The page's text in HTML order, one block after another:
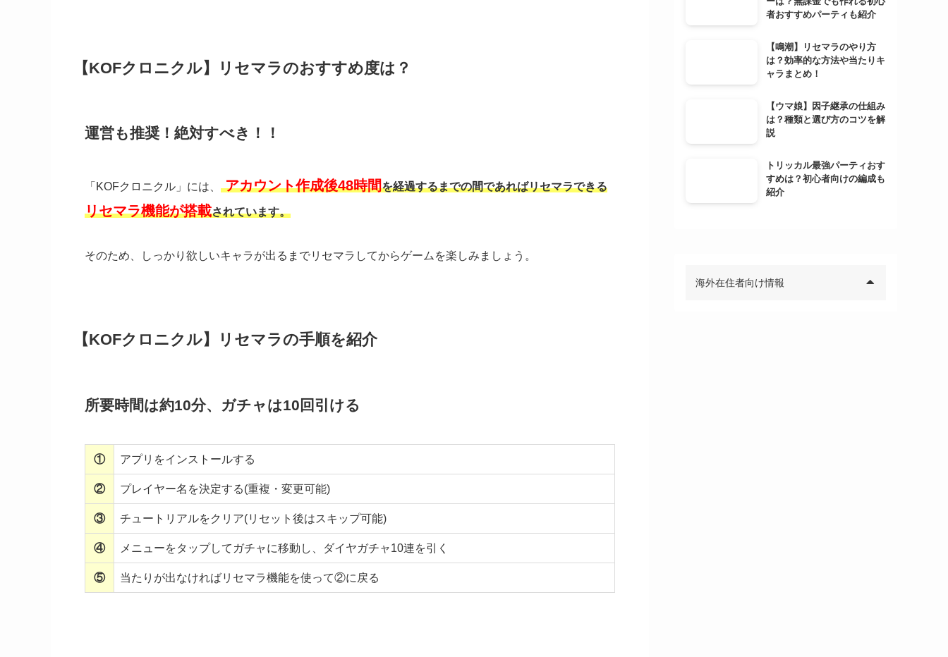
【KOFクロニクル】リセマラのおすすめ度は？
運営も推奨！絶対すべき！！
「KOFクロニクル」には、 アカウント作成後48時間を経過するまでの間であればリセマラできる
リセマラ機能が搭載されています。
そのため、しっかり欲しいキャラが出るまでリセマラしてからゲームを楽しみましょう。
【KOFクロニクル】リセマラの手順を紹介
所要時間は約10分、ガチャは10回引ける
① アプリをインストールする
② プレイヤー名を決定する(重複・変更可能)
③ チュートリアルをクリア(リセット後はスキップ可能)
④ メニューをタップしてガチャに移動し、ダイヤガチャ10連を引く
⑤ 当たりが出なければリセマラ機能を使って②に戻る
者おすすめパーティも紹介
【鳴潮】リセマラのやり方
は？効率的な方法や当たりキ
ャラまとめ！
【ウマ娘】因子継承の仕組み
は？種類と選び方のコツを解
説
トリッカル最強パーティおす
すめは？初心者向けの編成も
紹介
海外在住者向け情報